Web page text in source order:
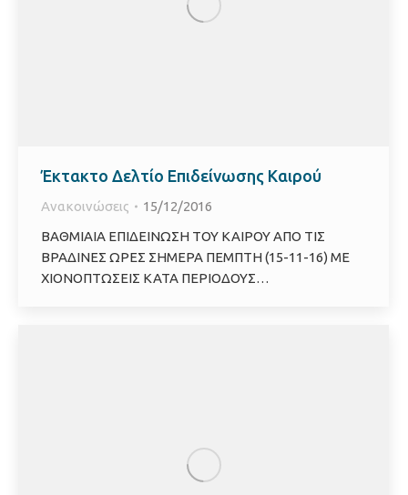
Έκτακτο Δελτίο Επιδείνωσης Καιρού
Ανακοινώσεις
15/12/2016
ΒΑΘΜΙΑΙΑ ΕΠΙΔΕΙΝΩΣΗ ΤΟΥ ΚΑΙΡΟΥ ΑΠΟ ΤΙΣ
ΒΡΑΔΙΝΕΣ ΩΡΕΣ ΣΗΜΕΡΑ ΠΕΜΠΤΗ (15-11-16) ΜΕ
ΧΙΟΝΟΠΤΩΣΕΙΣ ΚΑΤΑ ΠΕΡΙΟΔΟΥΣ…